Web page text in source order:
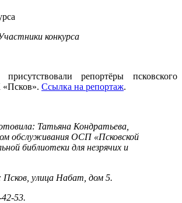
конкурса
репортёры псковского
«Псков». Ссылка на репортаж.
Татьяна Кондратьева,
обслуживания ОСП «Псковской
библиотеки для незрячих и
Псков, улица Набат, дом 5.
53.